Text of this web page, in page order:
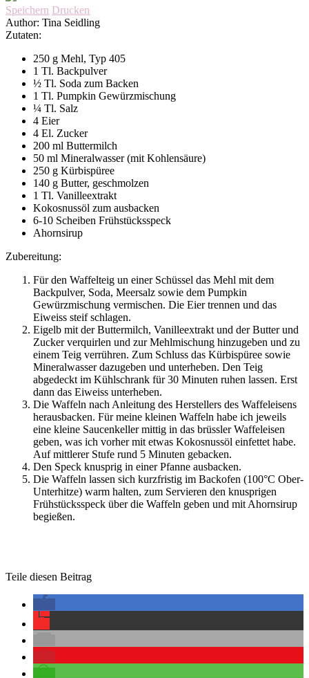
Speichern Drucken
Author: Tina Seidling
Zutaten:
250 g Mehl, Typ 405
1 Tl. Backpulver
½ Tl. Soda zum Backen
1 Tl. Pumpkin Gewürzmischung
¼ Tl. Salz
4 Eier
4 El. Zucker
200 ml Buttermilch
50 ml Mineralwasser (mit Kohlensäure)
250 g Kürbispüree
140 g Butter, geschmolzen
1 Tl. Vanilleextrakt
Kokosnussöl zum ausbacken
6-10 Scheiben Frühstücksspeck
Ahornsirup
Zubereitung:
Für den Waffelteig un einer Schüssel das Mehl mit dem
Backpulver, Soda, Meersalz sowie dem Pumpkin
Gewürzmischung vermischen. Die Eier trennen und das
Eiweiss steif schlagen.
Eigelb mit der Buttermilch, Vanilleextrakt und der Butter und
Zucker verquirlen und zur Mehlmischung hinzugeben und zu
einem Teig verrühren. Zum Schluss das Kürbispüree sowie
Mineralwasser dazugeben und unterheben. Den Teig
abgedeckt im Kühlschrank für 30 Minuten ruhen lassen. Erst
dann das Eiweiss unterheben.
Die Waffeln nach Anleitung des Herstellers des Waffeleisens
herausbacken. Für meine kleinen Waffeln habe ich jeweils
eine kleine Saucenkeller mittig in das brüssler Waffeleisen
geben, was ich vorher mit etwas Kokosnussöl einfettet habe.
Auf mittlerer Stufe rund 5 Minuten gebacken.
Den Speck knusprig in einer Pfanne ausbacken.
Die Waffeln lassen sich kurzfristig im Backofen (100°C Ober-
Unterhitze) warm halten, zum Servieren den knusprigen
Frühstücksspeck über die Waffeln geben und mit Ahornsirup
begießen.
Teile diesen Beitrag